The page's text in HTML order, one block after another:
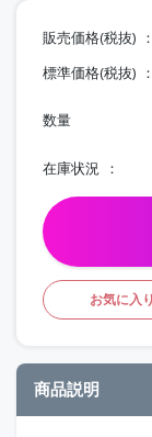
販売価格(税抜)
標準価格(税抜)
数量
在庫状況
お気に入
商品説明